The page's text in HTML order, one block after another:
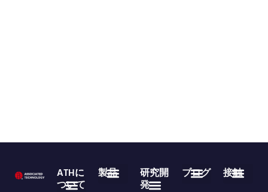
ATHに
ついて
製品
研究開
発
ブログ 接触